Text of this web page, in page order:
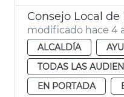
modificado hace 4
ALCALDÍA
TODAS LAS
EN PORTADA